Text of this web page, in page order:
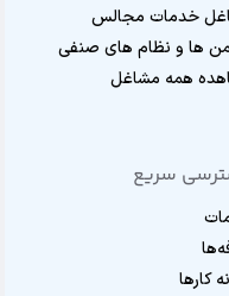
خدمات مجالس
ها و نظام های صنفی
همه مشاغل
سریع
کارها